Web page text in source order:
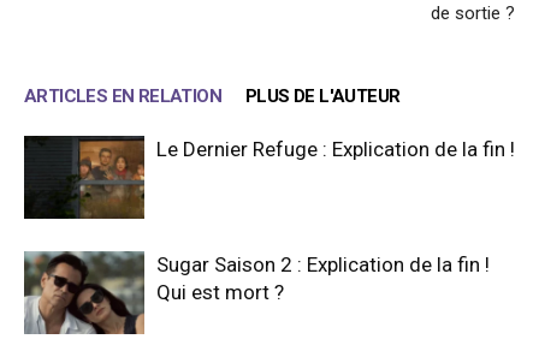
de sortie ?
ARTICLES EN RELATION PLUS DE L'AUTEUR
Le Dernier Refuge : Explication de la fin !
Sugar Saison 2 : Explication de la fin !
Qui est mort ?